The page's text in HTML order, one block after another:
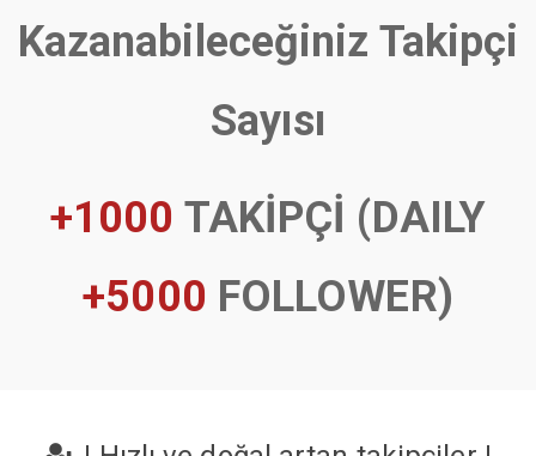
Kazanabileceğiniz Takipçi
Sayısı
+1000 TAKİPÇİ (DAILY
+5000 FOLLOWER)